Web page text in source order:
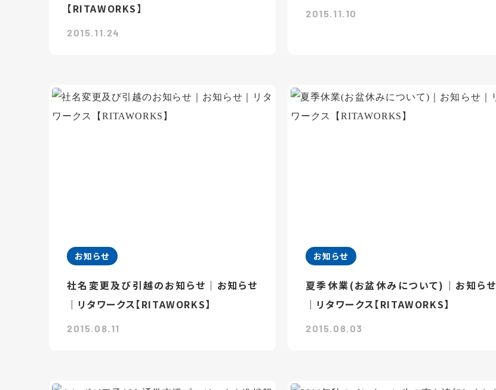
【RITAWORKS】
2015.11.24
2015.11.10
お知らせ
社名変更及び引越のお知らせ｜お知らせ
｜リタワークス【RITAWORKS】
2015.08.11
お知らせ
夏季休業(お盆休みについて)｜お知らせ
｜リタワークス【RITAWORKS】
2015.08.03